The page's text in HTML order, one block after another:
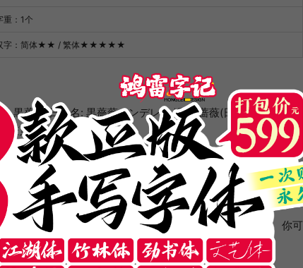
重：1个
字：简体★★ / 繁体★★★★★
黒薔薇(日文名: 黒薔薇シンデレラ )和赤蔷薇(日文名: 黒薔薇シ
较宽。
的开源授权规则，可以用于任何场合，包括免费商用。你可